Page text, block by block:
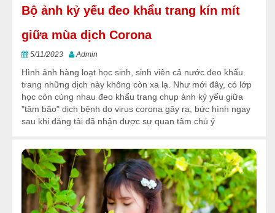
Bộ ảnh kỷ yếu đeo khẩu trang kín mít
giữa mùa dịch Corona
5/11/2023 Admin
Hình ảnh hàng loạt học sinh, sinh viên cả nước đeo khẩu
trang những dịch này không còn xa lạ. Như mới đây, có lớp
học còn cùng nhau đeo khẩu trang chụp ảnh kỷ yếu giữa
"tâm bão" dịch bệnh do virus corona gây ra, bức hình ngay
sau khi đăng tải đã nhận được sự quan tâm chú ý